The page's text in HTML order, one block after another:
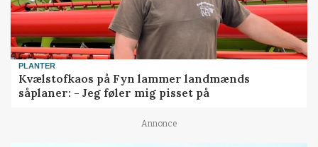
PLANTER
Kvælstofkaos på Fyn lammer landmænds
såplaner: - Jeg føler mig pisset på
Annonce